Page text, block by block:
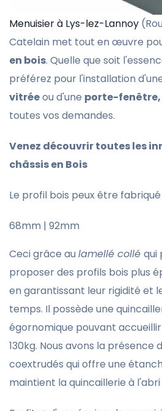
Menuisier à Lys-lez-Lannoy
Catelain met tout en œuvre
en bois. Quelle que soit
préférez pour l'installation
vitréeou d'une porte-fenêtre,
toutes vos demandes.
Venez découvrir toutes les
châssis en Bois
Le profil bois peux être
68mm | 92mm
Ceci grâce au lamellé collé qui
proposer des profils bois plus
en garantissant leur rigidité et
temps. Il possède une
égornomique pouvant
130kg. Nous avons la présence
coextrudés qui offre une
maintient la quincaillerie à l'abri